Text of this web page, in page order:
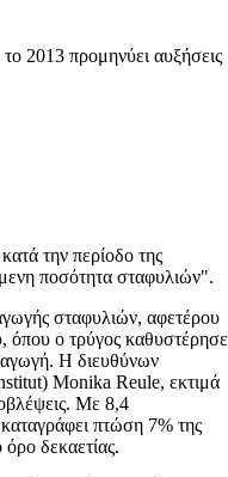
2013 προμηνύει αυξήσεις
την περίοδο της
ποσότητα σταφυλιών".
σταφυλιών, αφετέρου
όπου ο τρύγος καθυστέρησε
Η διευθύνων
Monika Reule, εκτιμά
Με 8,4
πτώση 7% της
δεκαετίας.